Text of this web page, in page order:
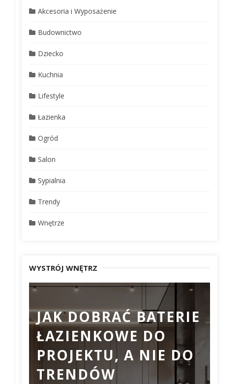
Akcesoria i Wyposażenie
Budownictwo
Dziecko
Kuchnia
Lifestyle
Łazienka
Ogród
Salon
Sypialnia
Trendy
Wnętrze
WYSTRÓJ WNĘTRZ
JAK DOBRAĆ BATERIE
ŁAZIENKOWE DO
PROJEKTU, A NIE DO
TRENDÓW